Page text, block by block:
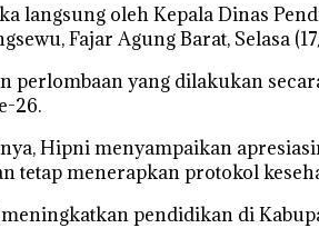
langsung oleh Kepala Dinas
Fajar Agung Barat, Selasa
perlombaan yang dilakukan
26.
Hipni menyampaikan
tetap menerapkan protokol
pendidikan di